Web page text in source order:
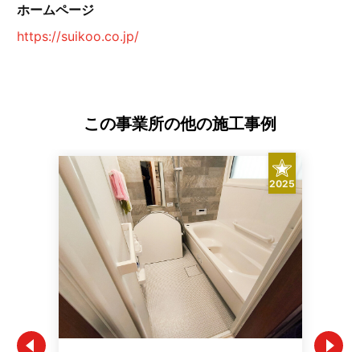
ホームページ
https://suikoo.co.jp/
この事業所の他の施工事例
2025